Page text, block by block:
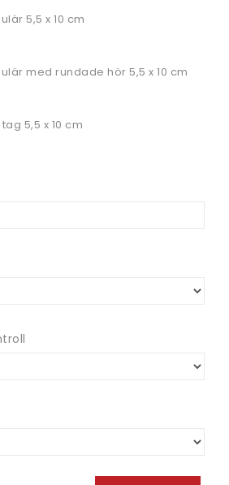
5,5 x 10 cm
med rundade hör 5,5 x 10 cm
5,5 x 10 cm